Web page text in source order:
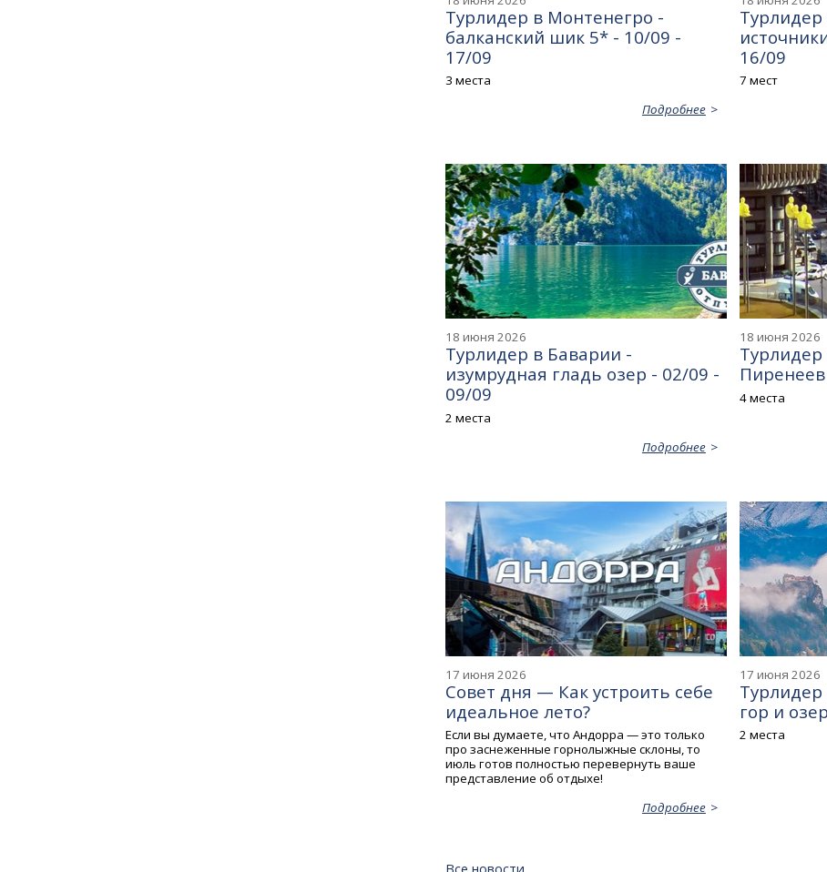
Турлидер в Монтенегро -
балканский шик 5* - 10/09 -
17/09
3 места
Подробнее
16/09
7 мест
18 июня 2026
Турлидер в Баварии -
изумрудная гладь озер - 02/09 -
09/09
2 места
Подробнее
18 июня 2026
Турлидер
4 места
17 июня 2026
Совет дня — Как устроить себе
идеальное лето?
Если вы думаете, что Андорра — это только
про заснеженные горнолыжные склоны, то
июль готов полностью перевернуть ваше
представление об отдыхе!
Подробнее
17 июня 2026
гор и
2 места